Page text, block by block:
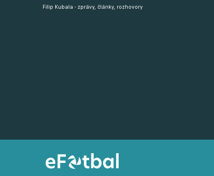
Filip Kubala - zprávy, články, rozhovory